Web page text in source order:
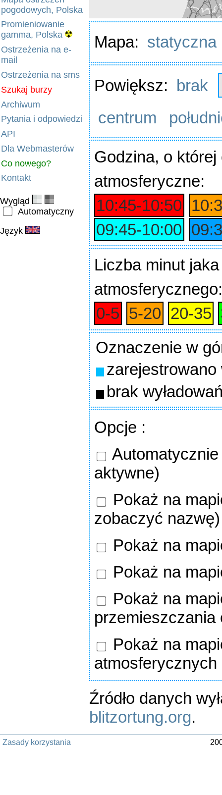
pogodowych, Polska
Promieniowanie
gamma, Polska
Ostrzeżenia na e-
mail
Ostrzeżenia na sms
Szukaj burzy
Archiwum
Pytania i odpowiedzi
API
Dla Webmasterów
Co nowego?
Kontakt
Wygląd
Automatyczny
Język
Mapa: statyczna
Powiększ: brak
centrum
Godzina, o której
atmosferyczne:
10:45‑10:50
09:45‑10:00
Liczba minut jaka
atmosferycznego:
0‑5 5‑20 20‑35
Oznaczenie w
zarejestrowano
brak
Opcje :
aktywne)
Pokaż na
zobaczyć nazwę)
Pokaż na
Pokaż na
Pokaż na
Pokaż na
atmosferycznych
Źródło danych
blitzortung.org.
Zasady korzystania